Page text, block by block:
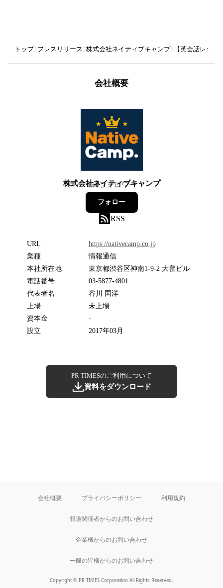
トップ プレスリリース 株式会社ネイティブキャンプ 【英会話レッ
会社概要
株式会社ネイティブキャンプ
150フォロワー
フォロー
RSS
URL
https://nativecamp.co.jp
業種
情報通信
本社所在地
東京都渋谷区神南1-9-2 大畠ビル
電話番号
03-5877-4801
代表者名
谷川 国洋
上場
未上場
資本金
-
設立
2017年03月
PR TIMESのご利用について
資料をダウンロード
会社概要 プライバシーポリシー 利用規約
報道関係者からのお問い合わせ
企業様からのお問い合わせ
一般の皆様からのお問い合わせ
Copyright © PR TIMES Corporation All Rights Reserved.